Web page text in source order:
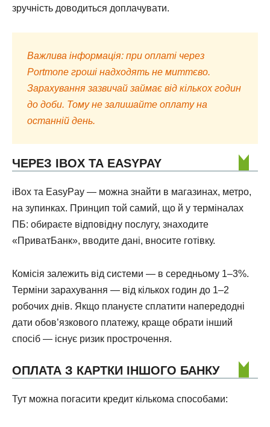
зручність доводиться доплачувати.
Важлива інформація: при оплаті через
Portmone гроші надходять не миттєво.
Зарахування зазвичай займає від кількох годин
до доби. Тому не залишайте оплату на
останній день.
ЧЕРЕЗ IBOX ТА EASYPAY
iBox та EasyPay — можна знайти в магазинах, метро,
на зупинках. Принцип той самий, що й у терміналах
ПБ: обираєте відповідну послугу, знаходите
«ПриватБанк», вводите дані, вносите готівку.
Комісія залежить від системи — в середньому 1–3%.
Терміни зарахування — від кількох годин до 1–2
робочих днів. Якщо плануєте сплатити напередодні
дати обов’язкового платежу, краще обрати інший
спосіб — існує ризик прострочення.
ОПЛАТА З КАРТКИ ІНШОГО БАНКУ
Тут можна погасити кредит кількома способами: